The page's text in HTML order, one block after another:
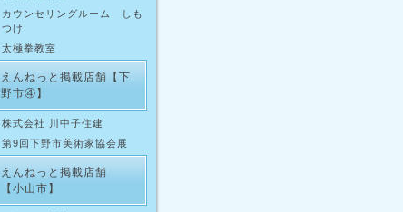
カウンセリングルーム しも
つけ
太極拳教室
えんねっと掲載店舗【下
野市④】
株式会社 川中子住建
第9回下野市美術家協会展
えんねっと掲載店舗
【小山市】